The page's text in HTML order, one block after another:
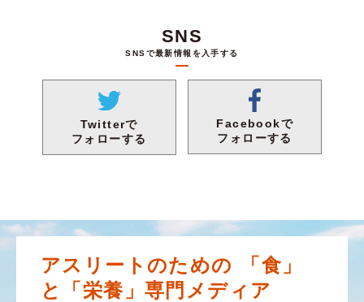
SNS
SNSで最新情報を入手する
Twitterで
フォローする
Facebookで
フォローする
アスリートのための 「食」
と「栄養」専門メディア